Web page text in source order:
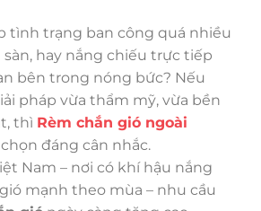
tình trạng ban công quá nhiều
hay nắng chiếu trực tiếp
bên trong nóng bức? Nếu
pháp vừa thẩm mỹ, vừa bền
thì Rèm chắn gió ngoài
đáng cân nhắc.
Nam – nơi có khí hậu nắng
mạnh theo mùa – nhu cầu